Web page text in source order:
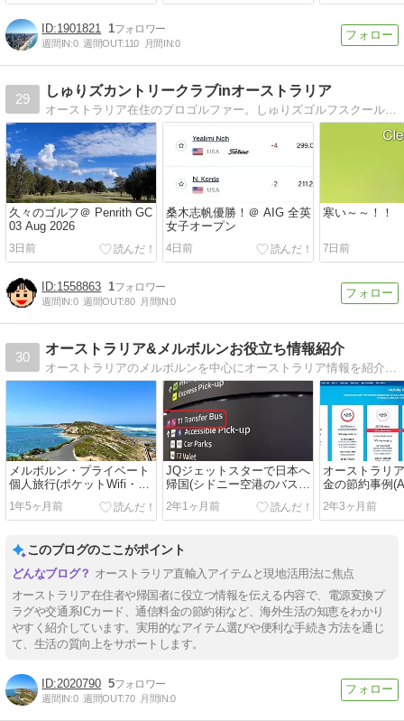
1901821 1
週間IN:0 週間OUT:110 月間IN:0
29
しゅりズカントリークラブinオーストラリア
オーストラリア在住のプロゴルファー。しゅりズゴルフスクール主宰。猫、映画鑑賞、読書、食べ歩きが大好きです！
久々のゴルフ＠ Penrith GC
03 Aug 2026
3日前
桑木志帆優勝！＠ AIG 全英
女子オープン
4日前
寒い～～！！
7日前
1558863 1
週間IN:0 週間OUT:80 月間IN:0
30
オーストラリア&メルボルンお役立ち情報紹介
オーストラリアのメルボルンを中心にオーストラリア情報を紹介しています。中でもほとんどのページに私が撮影した動画も取り入れ紹介しているので、非常にわかりやすくなっています。
メルボルン・プライベート
個人旅行(ポケットWifi・
LINE相談サポート・動画撮
影付)
1年5ヶ月前
JQジェットスターで日本へ
帰国(シドニー空港のバス乗
継方法)
2年1ヶ月前
オーストラリ
金の節約事例
ル)
2年3ヶ月前
このブログのここがポイント
オーストラリア直輸入アイテムと現地活用法に焦点
オーストラリア在住者や帰国者に役立つ情報を伝える内容で、電源変換プ
ラグや交通系ICカード、通信料金の節約術など、海外生活の知恵をわかり
やすく紹介しています。実用的なアイテム選びや便利な手続き方法を通じ
て、生活の質向上をサポートします。
2020790 5
週間IN:0 週間OUT:70 月間IN:0